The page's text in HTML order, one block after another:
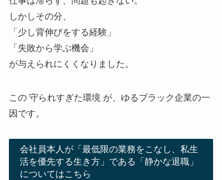
しかしその分、
「少し背伸びをする経験」
「失敗から学ぶ機会」
が与えられにくくなりました。
この 守られすぎた環境 が、ゆるブラック企業の一
因です。
会社員本人が「最低限の業務をこなし、私生
活を優先する生き方」である「静かな退職」
についてはこちら